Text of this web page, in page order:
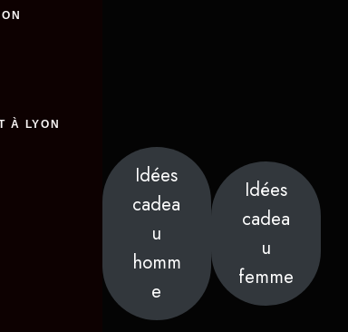
À LYON
Idées
cadea
u
homm
e
Idées
cadea
u
femme